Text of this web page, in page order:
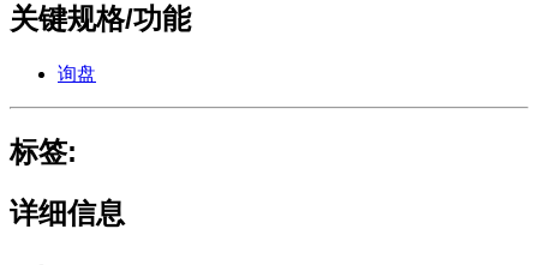
关键规格/功能
询盘
标签:
详细信息